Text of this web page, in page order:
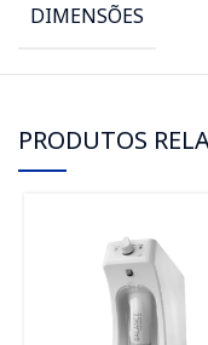
DIMENSÕES
PRODUTOS